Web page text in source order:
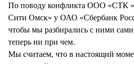
По поводу конфликта ООО «СТК
Сити Омск» у ОАО «Сбербанк
чтобы мы разбирались с ними
теперь ни при чем.
Мы считаем, что в настоящий